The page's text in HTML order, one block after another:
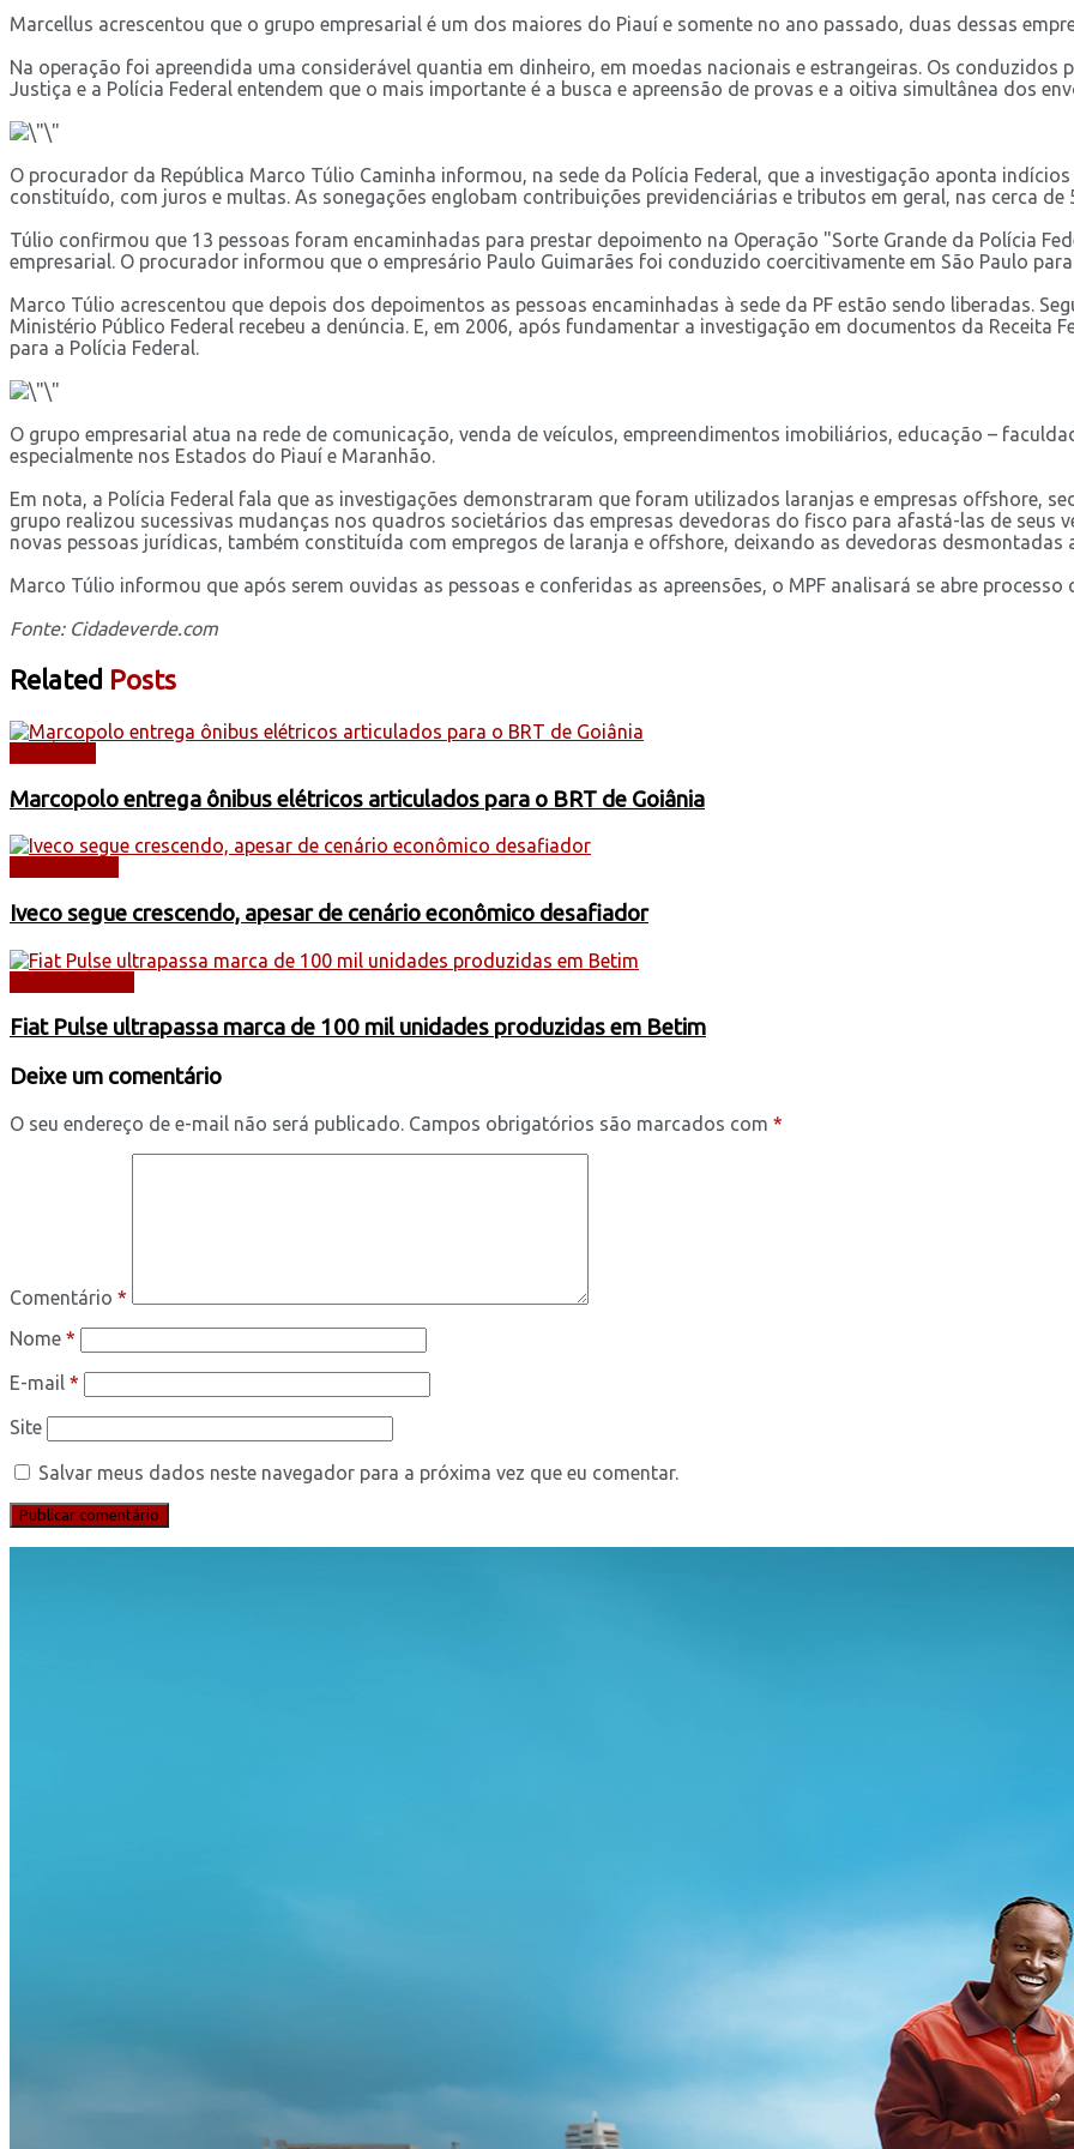
Marcellus acrescentou que o grupo empresarial é um dos maiores do Piauí e somente no ano passado, duas dessas
Na operação foi apreendida uma considerável quantia em dinheiro, em moedas nacionais e estrangeiras. Os conduzidos
Justiça e a Polícia Federal entendem que o mais importante é a busca e apreensão de provas e a oitiva simultânea dos
O procurador da República Marco Túlio Caminha informou, na sede da Polícia Federal, que a investigação aponta
constituído, com juros e multas. As sonegações englobam contribuições previdenciárias e tributos em geral, nas cerca de
Túlio confirmou que 13 pessoas foram encaminhadas para prestar depoimento na Operação "Sorte Grande da Polícia
empresarial. O procurador informou que o empresário Paulo Guimarães foi conduzido coercitivamente em São Paulo
Marco Túlio acrescentou que depois dos depoimentos as pessoas encaminhadas à sede da PF estão sendo liberadas.
Ministério Público Federal recebeu a denúncia. E, em 2006, após fundamentar a investigação em documentos da
para a Polícia Federal.
O grupo empresarial atua na rede de comunicação, venda de veículos, empreendimentos imobiliários, educação –
especialmente nos Estados do Piauí e Maranhão.
Em nota, a Polícia Federal fala que as investigações demonstraram que foram utilizados laranjas e empresas offshore,
grupo realizou sucessivas mudanças nos quadros societários das empresas devedoras do fisco para afastá-las de
novas pessoas jurídicas, também constituída com empregos de laranja e offshore, deixando as devedoras desmontadas
Marco Túlio informou que após serem ouvidas as pessoas e conferidas as apreensões, o MPF analisará se abre
Fonte: Cidadeverde.com
Related Posts
Marcopolo entrega ônibus elétricos articulados para o BRT de Goiânia
Iveco segue crescendo, apesar de cenário econômico desafiador
Fiat Pulse ultrapassa marca de 100 mil unidades produzidas em Betim
Deixe um comentário
O seu endereço de e-mail não será publicado. Campos obrigatórios são marcados com *
Comentário *
Nome *
E-mail *
Site
Salvar meus dados neste navegador para a próxima vez que eu comentar.